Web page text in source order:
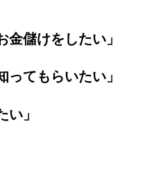
金儲けをしたい」
ってもらいたい」
い」